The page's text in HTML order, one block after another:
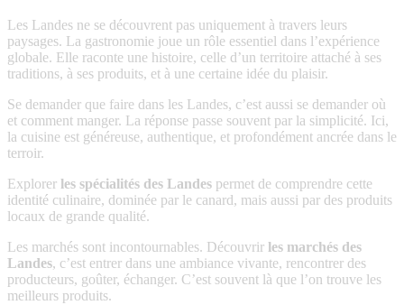
Les Landes ne se découvrent pas uniquement à travers leurs
paysages. La gastronomie joue un rôle essentiel dans l’expérience
globale. Elle raconte une histoire, celle d’un territoire attaché à ses
traditions, à ses produits, et à une certaine idée du plaisir.
Se demander que faire dans les Landes, c’est aussi se demander où
et comment manger. La réponse passe souvent par la simplicité. Ici,
la cuisine est généreuse, authentique, et profondément ancrée dans le
terroir.
Explorer les spécialités des Landes permet de comprendre cette
identité culinaire, dominée par le canard, mais aussi par des produits
locaux de grande qualité.
Les marchés sont incontournables. Découvrir les marchés des
Landes, c’est entrer dans une ambiance vivante, rencontrer des
producteurs, goûter, échanger. C’est souvent là que l’on trouve les
meilleurs produits.